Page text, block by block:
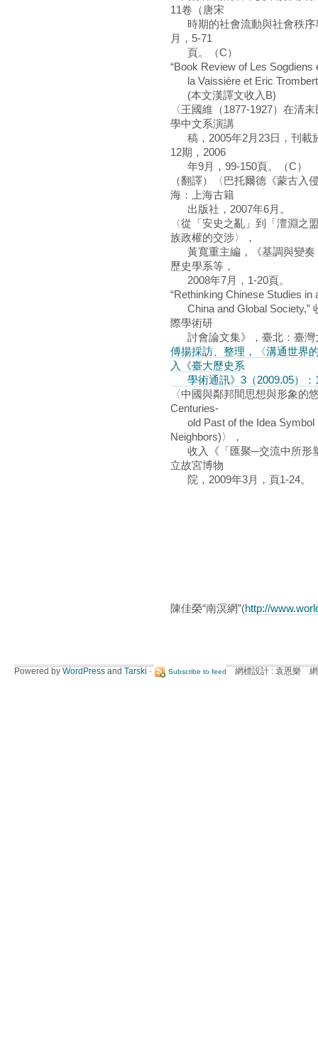
11卷（唐宋
時期的社會流動與社會秩序
月，5-71
頁。（C）
“Book Review of Les Sogdiens
la Vaissière et Eric
(本文漢譯文收入B)
〈王國維（1877-1927）在清
學中文系演講
稿，2005年2月23日，刊載
12期，2006
年9月，99-150頁。（C）
（翻譯）〈巴托爾德《蒙古入
海：上海古籍
出版社，2007年6月。
〈從「安史之亂」到「澶淵
族政權的交涉〉，
黃寬重主編，《基調與變奏
歷史學系等，
2008年7月，1-20頁。
“Rethinking Chinese Studies
China and Global Society,”
際學術研
討會論文集》，臺北：臺灣
傅揚採訪、整理，〈溝通世界
入《臺大歷史系
學術通訊》3（2009.05）：
〈中國與鄰邦間思想與形象的
Centuries-
old Past of the Idea Symbol
Neighbors)〉，
收入《「匯聚─交流中所形
立故宮博物
院，2009年3月，頁1-24。
陳佳榮“南溟網”(http://
Powered by WordPress and Tarski · Subscribe to feed 網標設計 : 袁恩樂 網